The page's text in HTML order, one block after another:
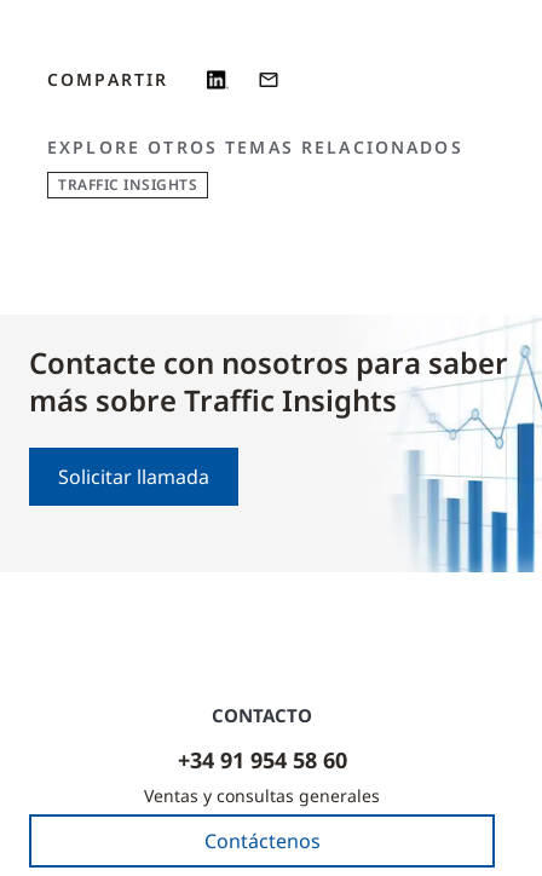
COMPARTIR
EXPLORE OTROS TEMAS RELACIONADOS
TRAFFIC INSIGHTS
Contacte con nosotros para saber
más sobre Traffic Insights
Solicitar llamada
CONTACTO
+34 91 954 58 60
Ventas y consultas generales
Contáctenos